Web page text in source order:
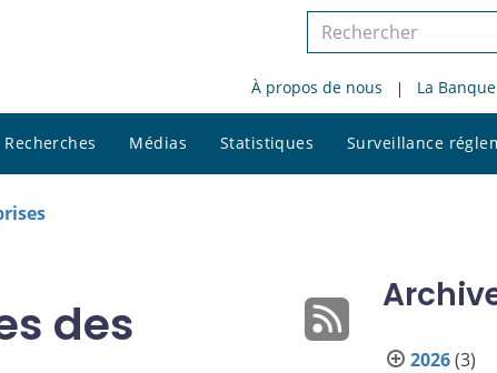
Rechercher
le
site
À propos de nous La
Recherches Médias Statistiques Surveillance
des
2026(3)